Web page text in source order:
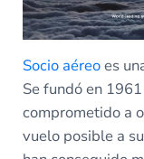
Socio aéreoes
Se fundó en
comprometido a
vuelo posible a